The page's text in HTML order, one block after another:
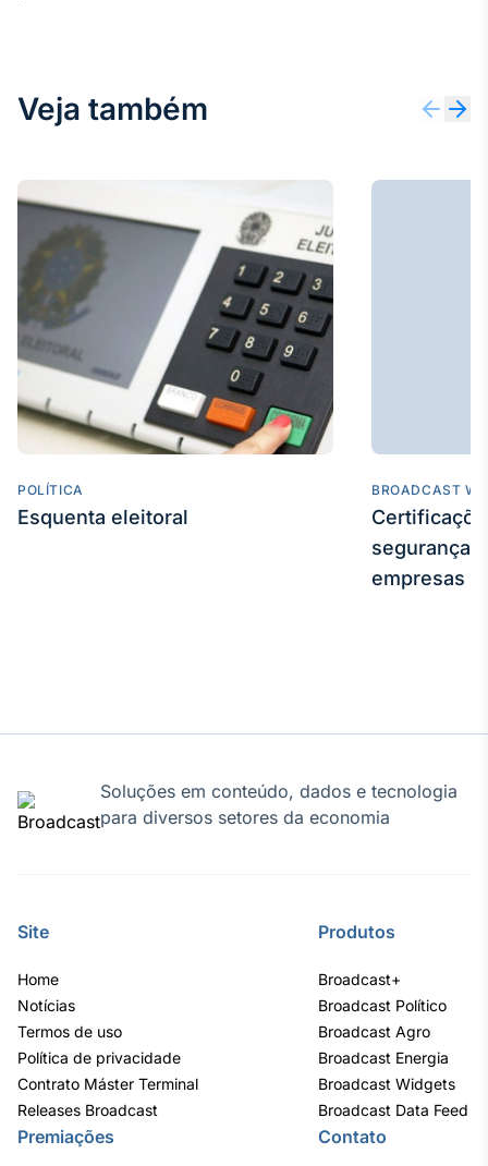
no Brasil
Em breve
BroadFast
Em breve
de ativos
Veja também
POLÍTICA
Esquenta eleitoral
BROADCAST
segurança
empresas
Soluções em conteúdo, dados e tecnologia
para diversos setores da economia
Site
Home
Notícias
Termos de uso
Política de privacidade
Contrato Máster Terminal
Releases Broadcast
Produtos
Broadcast+
Broadcast Político
Broadcast Agro
Broadcast Energia
Broadcast Widgets
Broadcast Data Feed
Premiações Contato